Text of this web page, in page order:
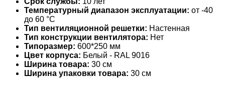
Температурный диапазон эксплуатации: от -40
до 60 °С
Тип вентиляционной решетки: Настенная
Тип конструкции вентилятора: Нет
Типоразмер: 600*250 мм
Цвет корпуса: Белый - RAL 9016
Ширина товара: 30 см
Ширина упаковки товара: 30 см